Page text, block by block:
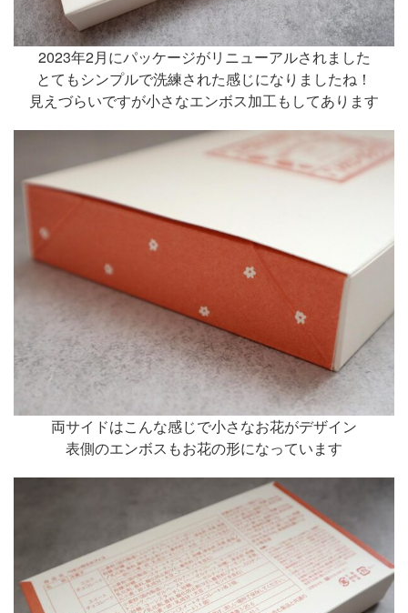
2023年2月にパッケージがリニューアルされました
とてもシンプルで洗練された感じになりましたね！
見えづらいですが小さなエンボス加工もしてあります
両サイドはこんな感じで小さなお花がデザイン
表側のエンボスもお花の形になっています